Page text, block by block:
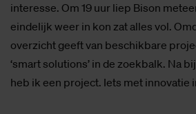
interesse. Om 19 uur liep Bison
eindelijk weer in kon zat alles vol.
overzicht geeft van beschikbare
‘smart solutions’ in de zoekbalk. Na
heb ik een project. Iets met innovatie